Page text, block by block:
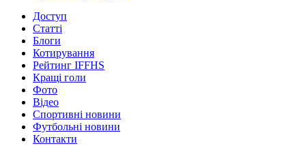
Доступ
Статті
Блоги
Котирування
Рейтинг IFFHS
Кращі голи
Фото
Відео
Спортивні новини
Футбольні новини
Контакти